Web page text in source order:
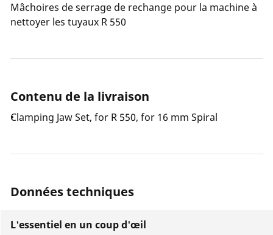
Mâchoires de serrage de rechange pour la machine à
nettoyer les tuyaux R 550
Contenu de la livraison
Clamping Jaw Set, for R 550, for 16 mm Spiral
Données techniques
L'essentiel en un coup d'œil